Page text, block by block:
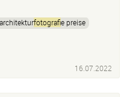
architekturfotografie preise
16.07.2022